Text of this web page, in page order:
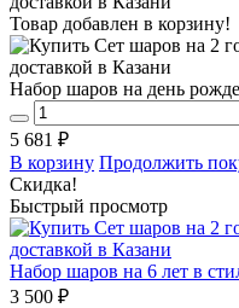
Товар добавлен в корзину!
Набор шаров на день
5 681 ₽
В корзину Продолжить
Скидка!
Быстрый просмотр
Набор шаров на 6 лет в
3 500 ₽